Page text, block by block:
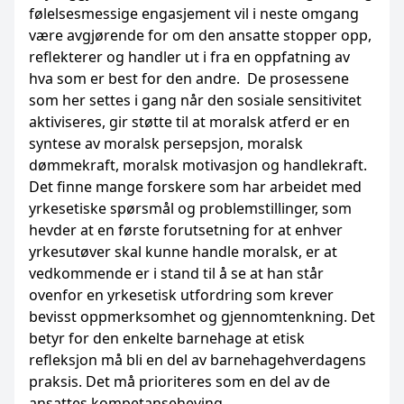
følelsesmessige engasjement vil i neste omgang
være avgjørende for om den ansatte stopper opp,
reflekterer og handler ut i fra en oppfatning av
hva som er best for den andre. De prosessene
som her settes i gang når den sosiale sensitivitet
aktiviseres, gir støtte til at moralsk atferd er en
syntese av moralsk persepsjon, moralsk
dømmekraft, moralsk motivasjon og handlekraft.
Det finne mange forskere som har arbeidet med
yrkesetiske spørsmål og problemstillinger, som
hevder at en første forutsetning for at enhver
yrkesutøver skal kunne handle moralsk, er at
vedkommende er i stand til å se at han står
ovenfor en yrkesetisk utfordring som krever
bevisst oppmerksomhet og gjennomtenkning. Det
betyr for den enkelte barnehage at etisk
refleksjon må bli en del av barnehagehverdagens
praksis. Det må prioriteres som en del av de